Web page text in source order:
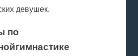
девушек.
по
гимнастике